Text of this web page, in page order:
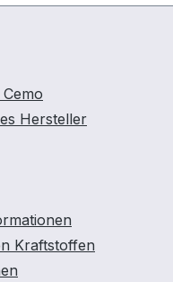
Hersteller
Kraftstoffen